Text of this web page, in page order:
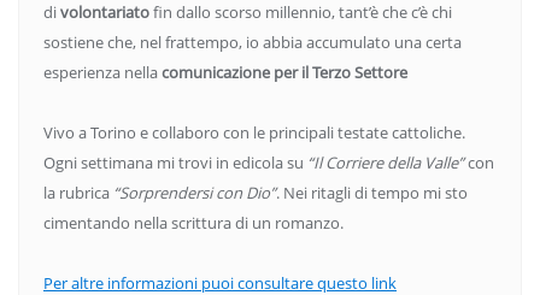
divolontariatofin dallo scorso millennio, tant’è che c’è chi
sostiene che, nel frattempo, io abbia accumulato una certa
esperienza nellacomunicazione per il Terzo Settore
Vivo a Torino e collaboro con le principali testate cattoliche.
Ogni settimana mi trovi in edicola su “Il Corriere della Valle”con
la rubrica “Sorprendersi con Dio”. Nei ritagli di tempo mi sto
cimentando nella scrittura di un romanzo.
Per altre informazioni puoi consultare questo link